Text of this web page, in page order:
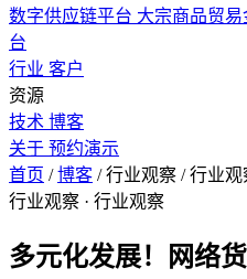
数字供应链平台 大宗商品贸易
台
行业 客户
资源
技术 博客
关于 预约演示
首页 / 博客 / 行业观察 / 行业观
行业观察 · 行业观察
多元化发展！网络